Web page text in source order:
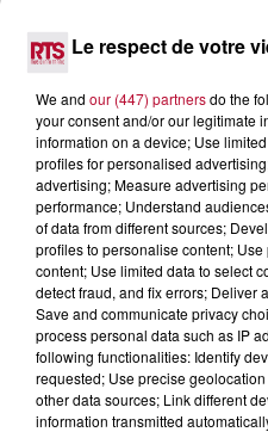
NÎMES : « LE RÊVE DU
LES ARÈNES CES 3...
Après un franc succès l'été
du gladiateur » revient
7 et 8 août. Une fresque
Le respect de votre
We and our (447) partnersdo the
your consent and/or our legitimate
information on a device; Use
profiles for personalised
advertising; Measure advertising
performance; Understand
of data from different sources;
profiles to personalise content;
content; Use limited data to select
detect fraud, and fix errors; Deliver
Save and communicate privacy
process personal data such as IP
following functionalities: Identify
requested; Use precise
other data sources; Link different
information transmitted